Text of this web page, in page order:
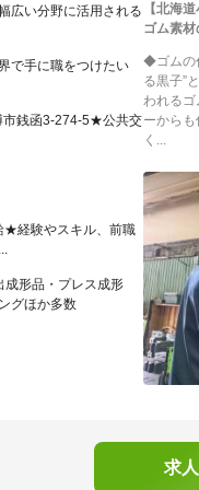
広い分野に活用される
で手に職をつけたい
市銭函3-274-5★公共交
★経験やスキル、前職
成形品・プレス成形
グほか多数
【北海
ゴム素
◆ゴムの
る黒子”
われる
ーから
く...
求